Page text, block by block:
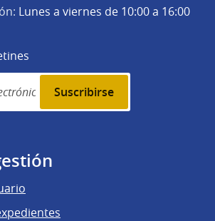
Lunes a viernes de 10:00 a 16:00